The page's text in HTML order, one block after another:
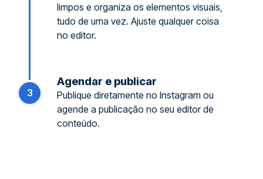
limpos e organiza os elementos visuais,
tudo de uma vez. Ajuste qualquer coisa
no editor.
3
Agendar e publicar
Publique diretamente no Instagram ou
agende a publicação no seu editor de
conteúdo.